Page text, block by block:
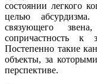
состоянии легкого
целью
связующего
сопричастность к
Постепенно такие
объекты, за
перспективе.